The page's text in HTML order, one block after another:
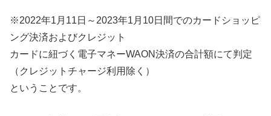
※2022年1月11日～2023年1月10日間でのカードショッピ
ング決済およびクレジット
カードに紐づく電子マネーWAON決済の合計額にて判定
（クレジットチャージ利用除く）
ということです。